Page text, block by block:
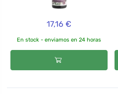
17,16 €
En stock - enviamos en 24 horas